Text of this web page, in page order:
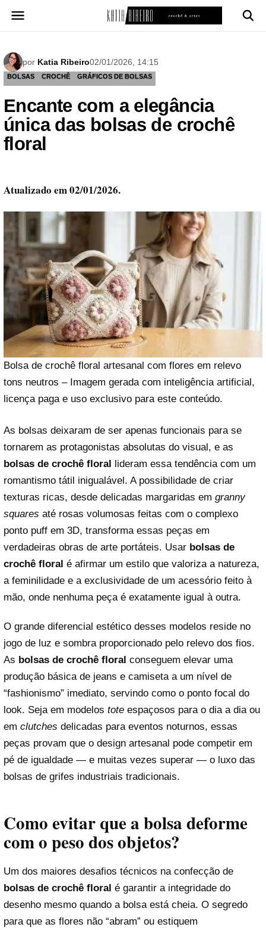
para
por Katia Ribeiro02/01/2026, 14:15
BOLSAS CROCHÊ GRÁFICOS DE BOLSAS
Encante com a elegância
única das bolsas de crochê
floral
Atualizado em 02/01/2026.
Bolsa de crochê floral artesanal com flores em relevo
tons neutros – Imagem gerada com inteligência artificial,
licença paga e uso exclusivo para este conteúdo.
As bolsas deixaram de ser apenas funcionais para se
tornarem as protagonistas absolutas do visual, e as
bolsas de crochê floral
lideram essa tendência com um
romantismo tátil inigualável. A possibilidade de criar
texturas ricas, desde delicadas margaridas em granny
squares até rosas volumosas feitas com o complexo
ponto puff em 3D, transforma essas peças em
verdadeiras obras de arte portáteis. Usar bolsas de
crochê floral é afirmar um estilo que valoriza a natureza,
a feminilidade e a exclusividade de um acessório feito à
mão, onde nenhuma peça é exatamente igual à outra.
O grande diferencial estético desses modelos reside no
jogo de luz e sombra proporcionado pelo relevo dos fios.
As bolsas de crochê floral conseguem elevar uma
produção básica de jeans e camiseta a um nível de
“fashionismo” imediato, servindo como o ponto focal do
look. Seja em modelos tote espaçosos para o dia a dia ou
em clutches delicadas para eventos noturnos, essas
peças provam que o design artesanal pode competir em
pé de igualdade — e muitas vezes superar — o luxo das
bolsas de grifes industriais tradicionais.
Como evitar que a bolsa deforme
com o peso dos objetos?
Um dos maiores desafios técnicos na confecção de
bolsas de crochê floral é garantir a integridade do
desenho mesmo quando a bolsa está cheia. O segredo
para que as flores não “abram” ou estiquem